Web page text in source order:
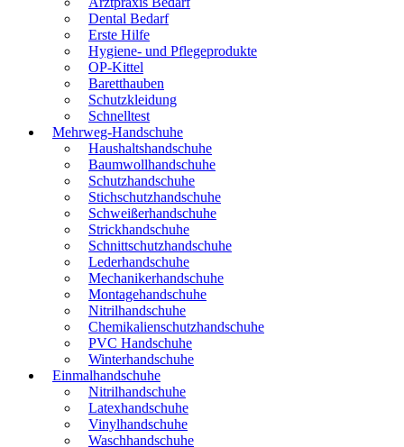
Dental Bedarf
Erste Hilfe
Hygiene- und Pflegeprodukte
OP-Kittel
Baretthauben
Schutzkleidung
Schnelltest
Mehrweg-Handschuhe
Haushaltshandschuhe
Baumwollhandschuhe
Schutzhandschuhe
Stichschutzhandschuhe
Schweißerhandschuhe
Strickhandschuhe
Schnittschutzhandschuhe
Lederhandschuhe
Mechanikerhandschuhe
Montagehandschuhe
Nitrilhandschuhe
Chemikalienschutzhandschuhe
PVC Handschuhe
Winterhandschuhe
Einmalhandschuhe
Nitrilhandschuhe
Latexhandschuhe
Vinylhandschuhe
Waschhandschuhe